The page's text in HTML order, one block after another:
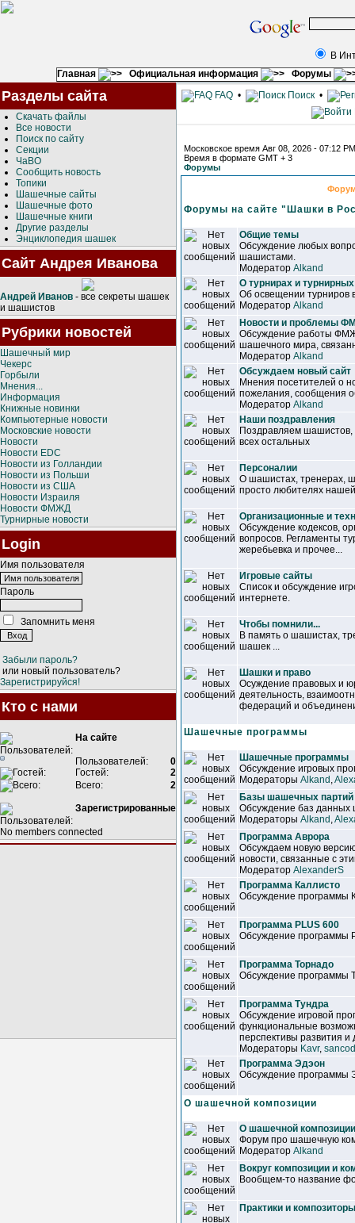
В
Главная
Официальная информация Форумы
Разделы сайта
Скачать файлы
Все новости
Поиск по сайту
Секции
ЧаВО
Сообщить новость
Топики
Шашечные сайты
Шашечные фото
Шашечные книги
Другие разделы
Энциклопедия шашек
Сайт Андрея Иванова
Андрей Иванов - все секреты шашек
и шашистов
Рубрики новостей
Шашечный мир
Чекерс
Горбыли
Мнения...
Информация
Книжные новинки
Компьютерные новости
Московские новости
Новости
Новости EDC
Новости из Голландии
Новости из Польши
Новости из США
Новости Израиля
Новости ФМЖД
Турнирные новости
Login
Имя пользователя
Пароль
Запомнить меня
Забыли пароль?
или новый пользователь?
Зарегистрируйся!
Кто с нами
На сайте
Пользователей:
0
Гостей:
2
Всего:
2
Зарегистрированные
No members connected
FAQ • Поиск •
Московское время Авг 08, 2026 - 07:12 PM
Время в формате GMT + 3
Форумы
Форумы на сайте "Шашки в
Общие темы
Обсуждение любых
шашистами.
Модератор Alkand
О турнирах и
Об освещении турниров
Модератор Alkand
Новости и проблемы
Обсуждение работы
шашечного мира,
Модератор Alkand
Обсуждаем новый сайт
Мнения посетителей о
пожелания, сообщения
Модератор Alkand
Наши поздравления
Поздравляем шашистов,
всех остальных
Персоналии
О шашистах, тренерах,
просто любителях
Организационные и
Обсуждение кодексов,
вопросов. Регламенты
жеребьевка и прочее...
Игровые сайты
Список и обсуждение
интернете.
Чтобы помнили...
В память о шашистах,
шашек ...
Шашки и право
Осуждение правовых и
деятельность,
федераций и
Шашечные программы
Шашечные программы
Обсуждение игровых
Модераторы Alkand ,
Базы шашечных партий
Обсуждение баз
Модераторы Alkand ,
Программа Аврора
Обсуждаем новую
новости, связанные с
Модератор AlexanderS
Программа Каллисто
Обсуждение программы
Программа PLUS 600
Обсуждение программы
Программа Торнадо
Обсуждение программы
Программа Тундра
Обсуждение игровой
функциональные
перспективы развития и
Модераторы Kavr,
Программа Эдэон
Обсуждение программы
О шашечной композиции
О шашечной композиции
Форум про шашечную
Модератор Alkand
Вокруг композиции и
Вообщем-то название
Практики и композиторы